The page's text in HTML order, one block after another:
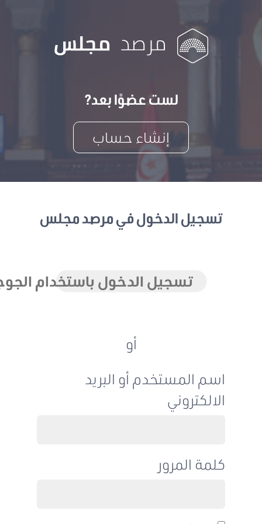
لست عضوًا بعد?
إنشاء حساب
تسجيل الدخول في مرصد مجلس
تسجيل الدخول باستخدام الجوجل
اسم المستخدم أو البريد
الالكتروني
كلمة المرور